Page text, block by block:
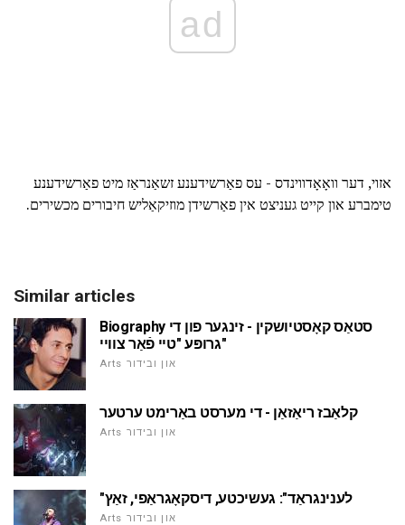
ad
אזוי, דער וואָאָדווינדס - עס פאַרשידענע זשאַנראַז מיט פאַרשידענע
טימברע און קייט געניצט אין פאַרשידן מוזיקאַליש חיבורים מכשירים.
Similar articles
Biography סטאַס קאָסטיושקין - זינגער פון די
גרופּע "טיי פֿאַר צוויי"
Arts און ובידור
קלאַבז ריאַזאַן - די מערסט באַרימט ערטער
Arts און ובידור
"לענינגראַד": געשיכטע, דיסקאָגראַפי, זאַץ
Arts און ובידור